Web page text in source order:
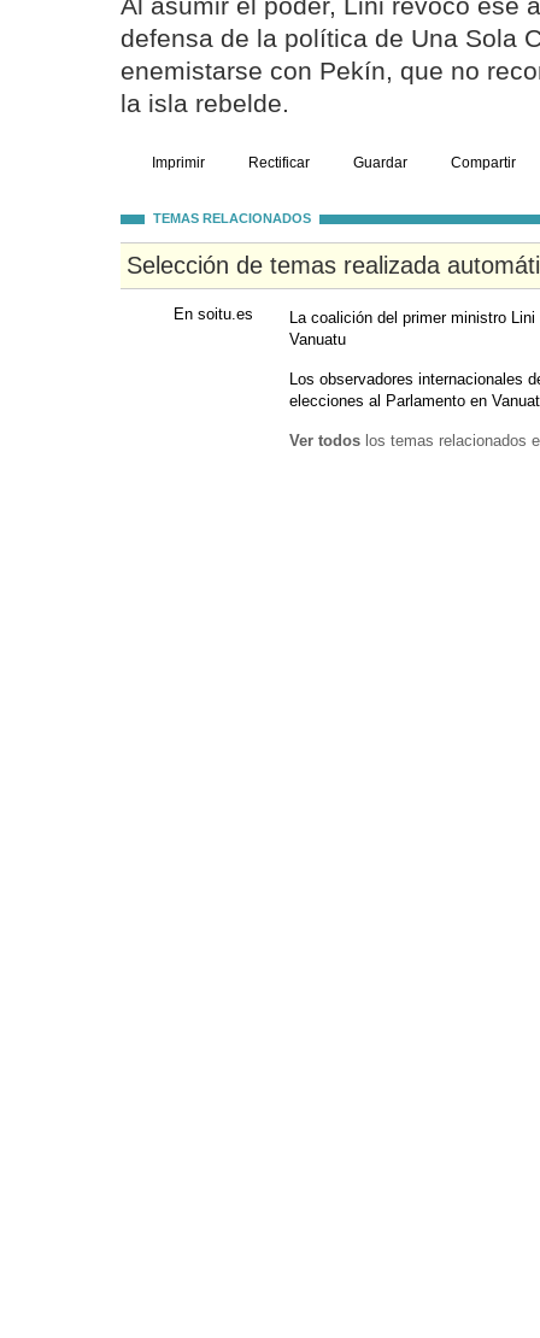
Al asumir el poder, Lini revocó ese
defensa de la política de Una Sola
enemistarse con Pekín, que no
la isla rebelde.
Imprimir Rectificar Guardar Compartir
TEMAS RELACIONADOS
Selección de temas realizada
En soitu.es
La coalición del primer ministro
Vanuatu
Los observadores internacionales
elecciones al Parlamento en
Ver todos los temas relacionados